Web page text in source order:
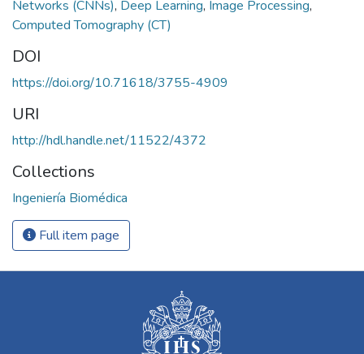
Networks (CNNs), Deep Learning, Image Processing,
Computed Tomography (CT)
DOI
https://doi.org/10.71618/3755-4909
URI
http://hdl.handle.net/11522/4372
Collections
Ingeniería Biomédica
Full item page